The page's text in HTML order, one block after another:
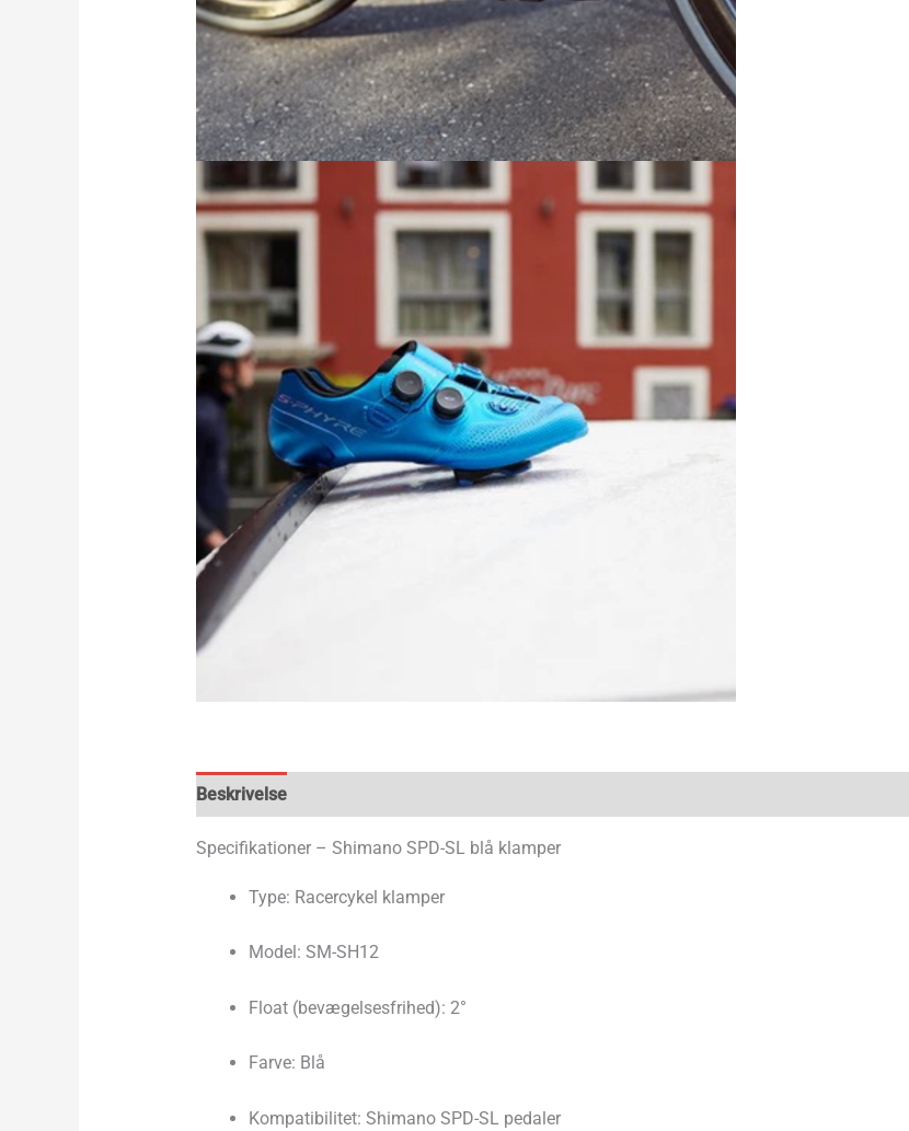
Beskrivelse
Specifikationer – Shimano SPD-SL blå klamper
Type: Racercykel klamper
Model: SM-SH12
Float (bevægelsesfrihed): 2°
Farve: Blå
Kompatibilitet: Shimano SPD-SL pedaler